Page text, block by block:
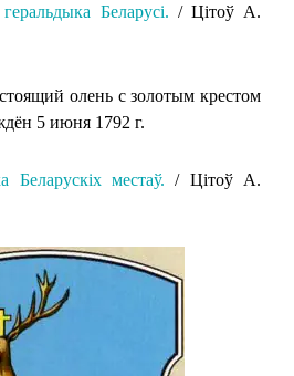
геральдыка Беларусi. / Цiтоў А.
олень с золотым крестом
5 июня 1792 г.
Беларускіх местаў. / Цітоў А.